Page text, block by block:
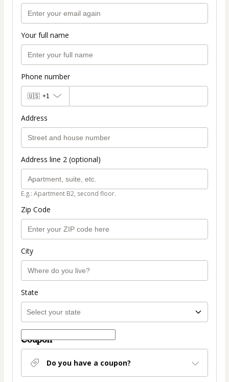
Your full name
Phone number
🇺🇸 +1
Address
Address line 2 (optional)
E.g.: Apartment B2, second floor.
Zip Code
City
State
Coupon
Do you have a coupon?